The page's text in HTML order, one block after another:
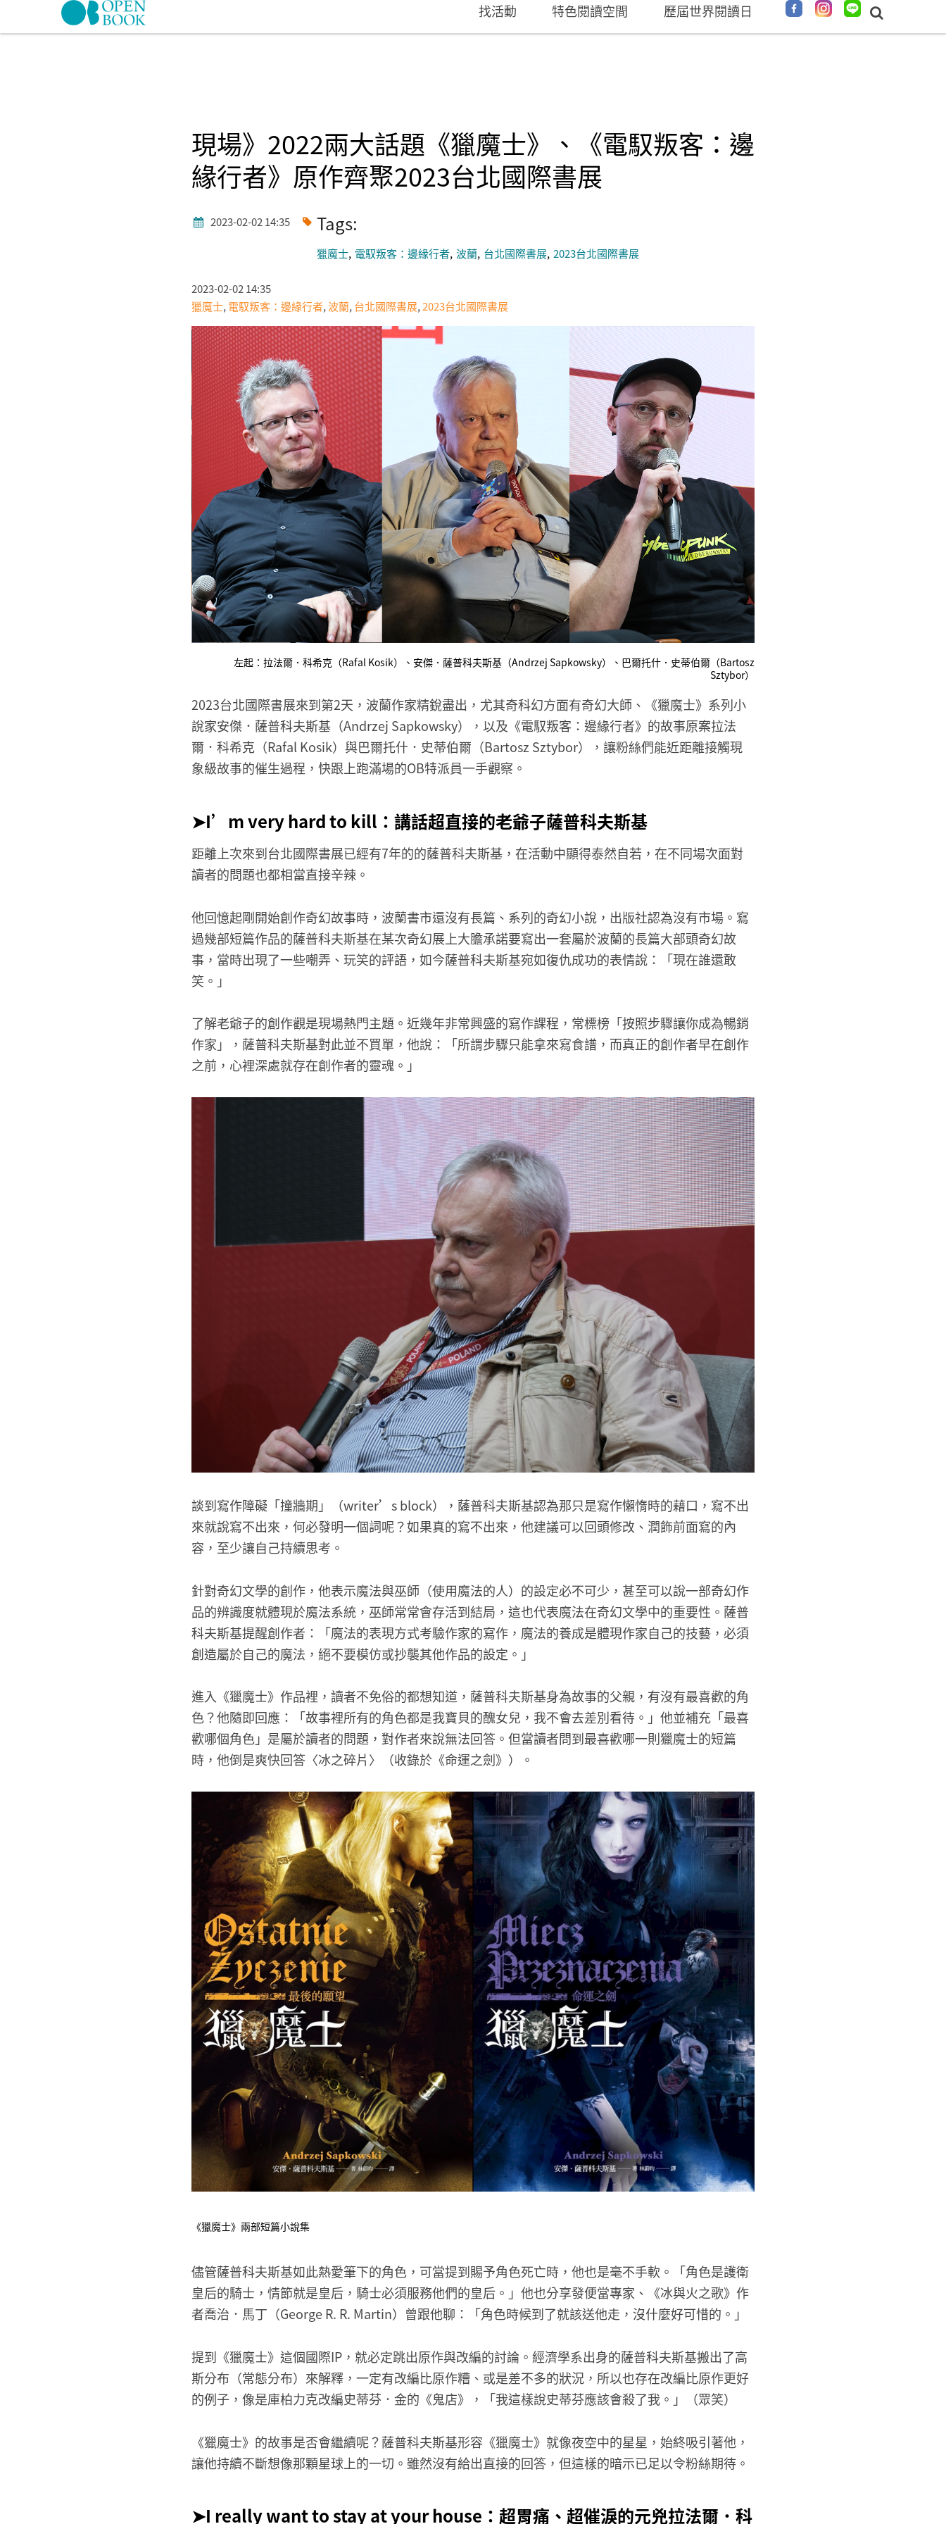
Skip to navigation 找活動 特色閱讀空間 歷屆世界閱讀日
現場》2022兩大話題《獵魔士》、《電馭叛客：邊
緣行者》原作齊聚2023台北國際書展
2023-02-02 14:35 Tags:
獵魔士 電馭叛客：邊緣行者 波蘭 台北國際書展 2023台北國際書展
2023-02-02 14:35
獵魔士, 電馭叛客：邊緣行者,波蘭, 台北國際書展,2023台北國際書展
左起：拉法爾．科希克（Rafal Kosik）、安傑．薩普科夫斯基（Andrzej Sapkowsky）、巴爾托什．史蒂伯爾（Bartosz
Sztybor）
2023台北國際書展來到第2天，波蘭作家精銳盡出，尤其奇科幻方面有奇幻大師、《獵魔士》系列小
說家安傑．薩普科夫斯基（Andrzej Sapkowsky），以及《電馭叛客：邊緣行者》的故事原案拉法
爾．科希克（Rafal Kosik）與巴爾托什．史蒂伯爾（Bartosz Sztybor），讓粉絲們能近距離接觸現
象級故事的催生過程，快跟上跑滿場的OB特派員一手觀察。
➤​I’m very hard to kill ：講話超直接的老爺子薩普科夫斯基
距離上次來到台北國際書展已經有7年的的薩普科夫斯基，在活動中顯得泰然自若，在不同場次面對
讀者的問題也都相當直接辛辣。
他回憶起剛開始創作奇幻故事時，波蘭書市還沒有長篇、系列的奇幻小說，出版社認為沒有市場。寫
過幾部短篇作品的薩普科夫斯基在某次奇幻展上大膽承諾要寫出一套屬於波蘭的長篇大部頭奇幻故
事，當時出現了一些嘲弄、玩笑的評語，如今薩普科夫斯基宛如復仇成功的表情說：「現在誰還敢
笑。」
了解老爺子的創作觀是現場熱門主題。近幾年非常興盛的寫作課程，常標榜「按照步驟讓你成為暢銷
作家」，薩普科夫斯基對此並不買單，他說：「所謂步驟只能拿來寫食譜，而真正的創作者早在創作
之前，心裡深處就存在創作者的靈魂。」
談到寫作障礙「撞牆期」（writer’s block），薩普科夫斯基認為那只是寫作懶惰時的藉口，寫不出
來就說寫不出來，何必發明一個詞呢？如果真的寫不出來，他建議可以回頭修改、潤飾前面寫的內
容，至少讓自己持續思考。
針對奇幻文學的創作，他表示魔法與巫師（使用魔法的人）的設定必不可少，甚至可以說一部奇幻作
品的辨識度就體現於魔法系統，巫師常常會存活到結局，這也代表魔法在奇幻文學中的重要性。薩普
科夫斯基提醒創作者：「魔法的表現方式考驗作家的寫作，魔法的養成是體現作家自己的技藝，必須
創造屬於自己的魔法，絕不要模仿或抄襲其他作品的設定。」
進入《獵魔士》作品裡，讀者不免俗的都想知道，薩普科夫斯基身為故事的父親，有沒有最喜歡的角
色？他隨即回應：「故事裡所有的角色都是我寶貝的醜女兒，我不會去差別看待。」他並補充「最喜
歡哪個角色」是屬於讀者的問題，對作者來說無法回答。但當讀者問到最喜歡哪一則獵魔士的短篇
時，他倒是爽快回答〈冰之碎片〉（收錄於《命運之劍》）。
《獵魔士》兩部短篇小說集
儘管薩普科夫斯基如此熱愛筆下的角色，可當提到賜予角色死亡時，他也是毫不手軟。「角色是護衛
皇后的騎士，情節就是皇后，騎士必須服務他們的皇后。」他也分享發便當專家、《冰與火之歌》作
者喬治．馬丁（George R. R. Martin）曾跟他聊：「角色時候到了就該送他走，沒什麼好可惜的。」
提到《獵魔士》這個國際IP，就必定跳出原作與改編的討論。經濟學系出身的薩普科夫斯基搬出了高
斯分布（常態分布）來解釋，一定有改編比原作糟、或是差不多的狀況，所以也存在改編比原作更好
的例子，像是庫柏力克改編史蒂芬．金的《鬼店》，「我這樣說史蒂芬應該會殺了我。」（眾笑）
《獵魔士》的故事是否會繼續呢？薩普科夫斯基形容《獵魔士》就像夜空中的星星，始終吸引著他，
讓他持續不斷想像那顆星球上的一切。雖然沒有給出直接的回答，但這樣的暗示已足以令粉絲期待。
➤​I really want to stay at your house：超胃痛、超催淚的元兇拉法爾．科